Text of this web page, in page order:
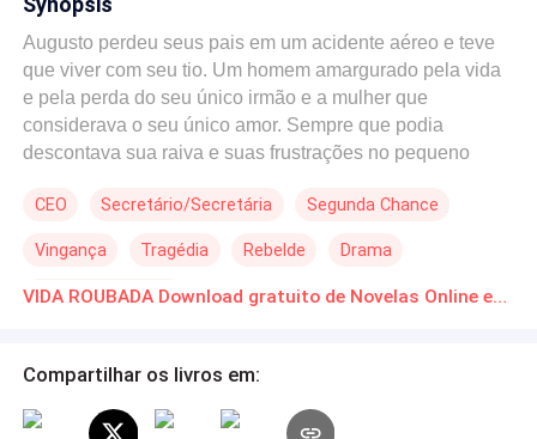
Augusto perdeu seus pais em um acidente aéreo e teve
que viver com seu tio. Um homem amargurado pela vida
e pela perda do seu único irmão e a mulher que
considerava o seu único amor. Sempre que podia
descontava sua raiva e suas frustrações no pequeno
jeito, e com o passar dos anos, deixou de ser uma
possessivo e desprovido de qualquer sentimento, não ser
importava em causar dor em qualquer um. Dono de uma
apenas objetos, seu coração nunca foi aquecido pelo
imobiliária de Lisboa, ele conseguiu com o passar dos
CEO Secretário/Secretária Segunda Chance
Vingança Tragédia Rebelde Drama
Enredo Acelerado VIDA ROUBADA Download gratuito de Novelas Online em PDF
Compartilhar os livros em: